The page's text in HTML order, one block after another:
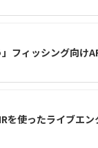
フィッシング向け
を使ったライブエン